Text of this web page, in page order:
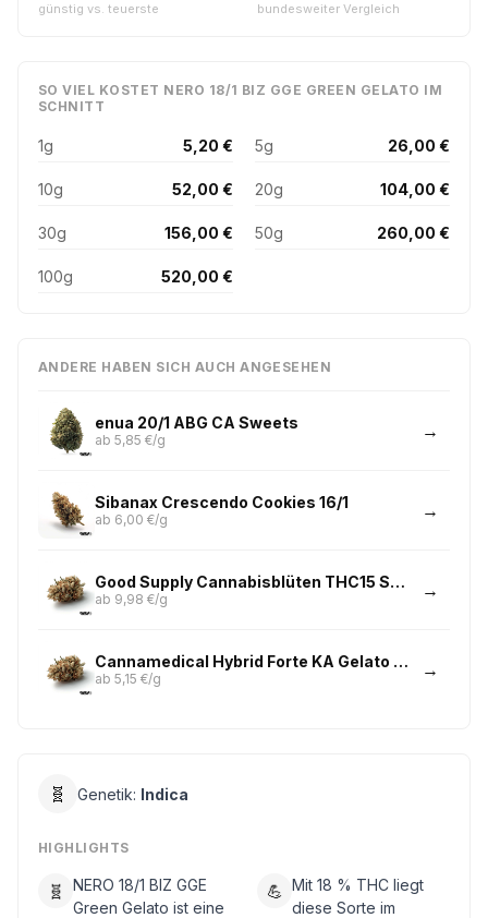
günstig vs. teuerste bundesweiter Vergleich
SO VIEL KOSTET NERO 18/1 BIZ GGE GREEN GELATO IM
SCHNITT
1g 5,20 € 5g 26,00 €
10g 52,00 € 20g 104,00 €
30g 156,00 € 50g 260,00 €
100g 520,00 €
ANDERE HABEN SICH AUCH ANGESEHEN
enua 20/1 ABG CA Sweets
ab 5,85 €/g
Sibanax Crescendo Cookies 16/1
ab 6,00 €/g
Good Supply Cannabisblüten THC15 SNL Snow Leopard
ab 9,98 €/g
Cannamedical Hybrid Forte KA Gelato Lemon
ab 5,15 €/g
🧬 Genetik: Indica
HIGHLIGHTS
🧬
NERO 18/1 BIZ GGE
Green Gelato ist eine
💪 Mit 18 % THC liegt
diese Sorte im